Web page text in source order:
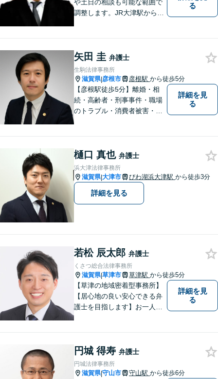
や土日の相談も可能な範囲で
調整します。JR大津駅から徒
位 弁護士ドットコムランキ
ング（2024年7月-2026年7月
現在）】
る
矢田 圭 弁護士
生駒法律事務所
滋賀県|彦根市 彦根駅 から徒歩5分
【彦根駅徒歩5分】離婚・相
続・高齢者・刑事事件・職場
のトラブル・消費者被害・法
詳細を見
る
樋口 真也 弁護士
浜大津法律事務所
滋賀県|大津市 びわ湖浜大津駅 から徒歩3分
詳細を見る
若松 辰太郎 弁護士
くさつ総合法律事務所
滋賀県|草津市 草津駅 から徒歩5分
【草津の地域密着型事務所】
【居心地の良い安心できる弁
護士を目指します】お一人お
大規模事務所にはできないき
め細やかさが魅力。お気軽に
ご相談ください！
詳細を見
る
円城 得寿 弁護士
円城法律事務所
滋賀県|守山市 守山駅 から徒歩6分